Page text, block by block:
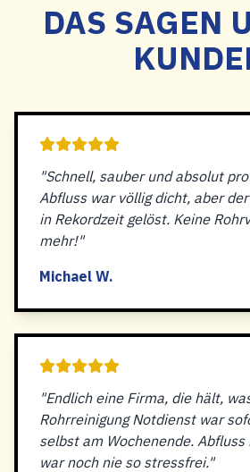
DAS SAGEN
"Schnell, sauber und absolut
Abfluss war völlig dicht, aber
in Rekordzeit gelöst. Keine
mehr!"
Michael W.
"Endlich eine Firma, die hält,
Rohrreinigung Notdienst war
selbst am Wochenende.
war noch nie so stressfrei."